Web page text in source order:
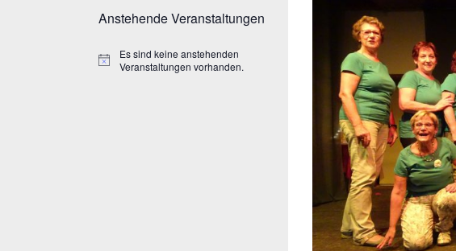
Anstehende Veranstaltungen
H
Es sind keine anstehenden
Veranstaltungen vorhanden.